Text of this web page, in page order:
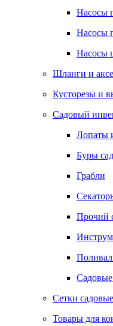
Насосы
Насосы
Насосы
Шланги и
Кусторезы и
Садовый
Лопаты
Буры
Грабли
Прочий
Сетки
Товары для